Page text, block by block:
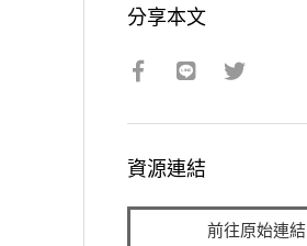
分享本文
資源連結
前往原始連結